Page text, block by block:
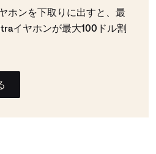
ホンを下取りに出すと、最
イヤホンが最大100ドル割